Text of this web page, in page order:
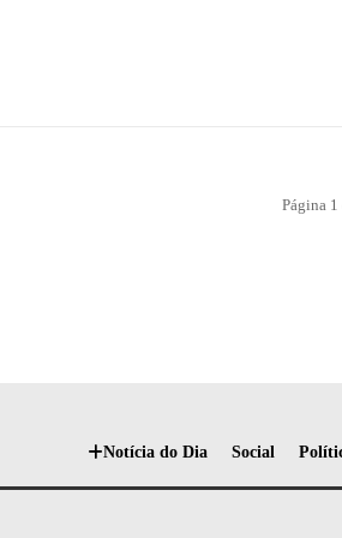
Página 1
Notícia do Dia Social